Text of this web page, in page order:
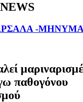
-ΜΗΝΥΜΑ
παθογόνου